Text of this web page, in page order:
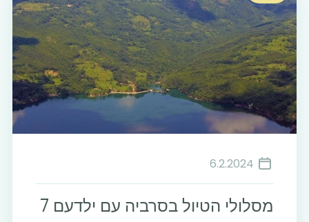
6.2.2024
מסלולי הטיול בסרביה עם ילדעם 7